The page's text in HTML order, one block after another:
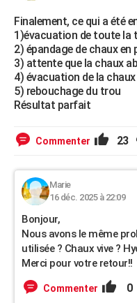
Finalement, ce qui a été
1)évacuation de toute la
2) épandage de chaux en
3) attente que la chaux
4) évacuation de la
5) rebouchage du trou
Résultat parfait
Commenter 23
Marie
16 déc. 2025 à 22:09
Bonjour,
Nous avons le même
utilisée ? Chaux vive ?
Merci pour votre retour!!
Commenter 0